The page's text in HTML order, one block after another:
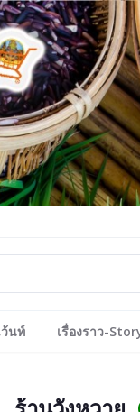
นท์ เรื่องราว-